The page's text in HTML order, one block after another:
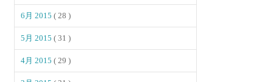
6月 2015( 28 )
5月 2015( 31 )
4月 2015( 29 )